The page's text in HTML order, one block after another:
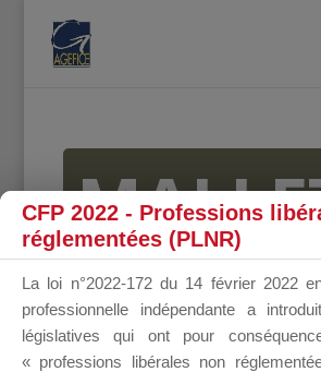
DU
CFP 2022 - Professions
réglementées (PLNR)
La loi n°2022-172 du 14 février 2022
professionnelle indépendante a
législatives qui ont pour
« professions libérales non